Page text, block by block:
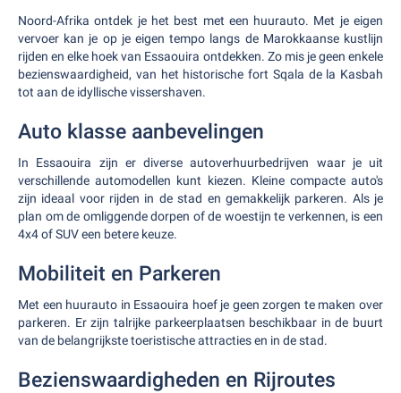
Noord-Afrika ontdek je het best met een huurauto. Met je eigen
vervoer kan je op je eigen tempo langs de Marokkaanse kustlijn
rijden en elke hoek van Essaouira ontdekken. Zo mis je geen enkele
bezienswaardigheid, van het historische fort Sqala de la Kasbah
tot aan de idyllische vissershaven.
Auto klasse aanbevelingen
In Essaouira zijn er diverse autoverhuurbedrijven waar je uit
verschillende automodellen kunt kiezen. Kleine compacte auto's
zijn ideaal voor rijden in de stad en gemakkelijk parkeren. Als je
plan om de omliggende dorpen of de woestijn te verkennen, is een
4x4 of SUV een betere keuze.
Mobiliteit en Parkeren
Met een huurauto in Essaouira hoef je geen zorgen te maken over
parkeren. Er zijn talrijke parkeerplaatsen beschikbaar in de buurt
van de belangrijkste toeristische attracties en in de stad.
Bezienswaardigheden en Rijroutes